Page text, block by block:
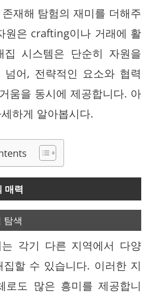
재해 탐험의 재미를 더해주
원은 crafting이나 거래에 활
집 시스템은 단순히 자원을
넘어, 전략적인 요소와 협력
움을 동시에 제공합니다. 아
하게 알아봅시다.
매력
탐색
는 각기 다른 지역에서 다양
할 수 있습니다. 이러한 지
로도 많은 흥미를 제공합니